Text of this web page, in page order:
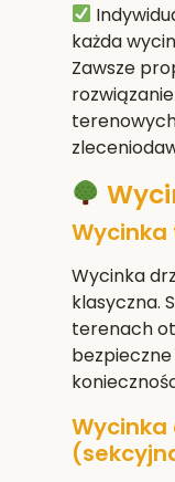
każda
Zawsze
Wycinka
klasyczna.
terenach